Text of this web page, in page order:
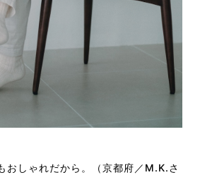
おしゃれだから。（京都府／M.K.さ